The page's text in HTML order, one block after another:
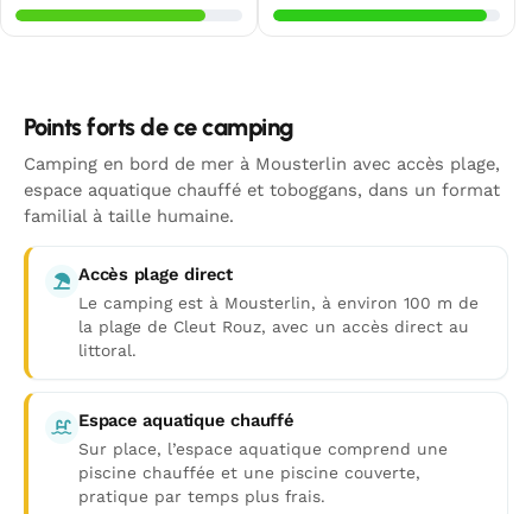
Points forts de ce camping
Camping en bord de mer à Mousterlin avec accès plage,
espace aquatique chauffé et toboggans, dans un format
familial à taille humaine.
Accès plage direct
Le camping est à Mousterlin, à environ 100 m de
la plage de Cleut Rouz, avec un accès direct au
littoral.
Espace aquatique chauffé
Sur place, l’espace aquatique comprend une
piscine chauffée et une piscine couverte,
pratique par temps plus frais.